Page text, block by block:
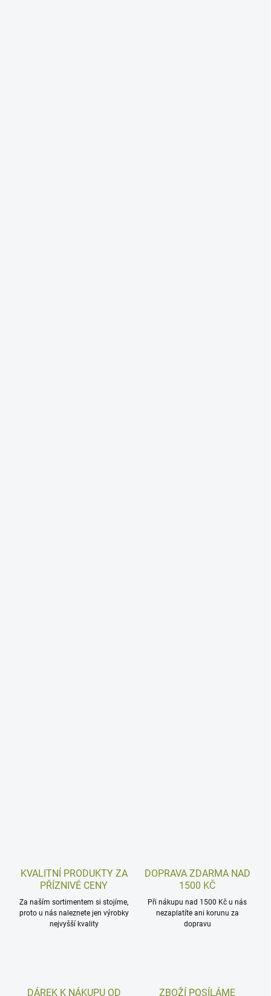
KVALITNÍ PRODUKTY ZA
PŘÍZNIVÉ CENY
Za naším sortimentem si stojíme,
proto u nás naleznete jen výrobky
nejvyšší kvality
DOPRAVA ZDARMA NAD
1500 KČ
Při nákupu nad 1500 Kč u nás
nezaplatíte ani korunu za
dopravu
DÁREK K NÁKUPU OD
ZBOŽÍ POSÍLÁME